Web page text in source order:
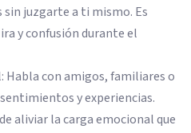
juzgarte a ti mismo. Es
y confusión durante el
Habla con amigos, familiares o
y experiencias.
aliviar la carga emocional que